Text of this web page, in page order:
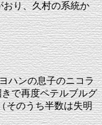
おり、久村の系統か
ハンの息子のニコラ
で再度ペテルブルグ
そのうち半数は失明